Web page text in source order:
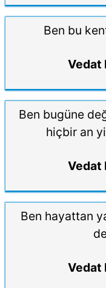
Ben bu
Vedat
Ben bugüne
hiçbir an
Vedat
Ben hayattan
Vedat